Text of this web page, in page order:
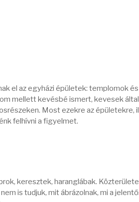
el az egyházi épületek: templomok és
mellett kevésbé ismert, kevesek
Most ezekre az épületekre,
felhívni a figyelmet.
keresztek, haranglábak.
is tudjuk, mit ábrázolnak, mi a